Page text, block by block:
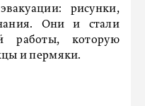
рисунки,
Они и стали
работы, которую
и пермяки.